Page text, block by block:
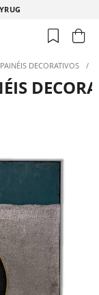
PAINÉIS DECORATIVOS /